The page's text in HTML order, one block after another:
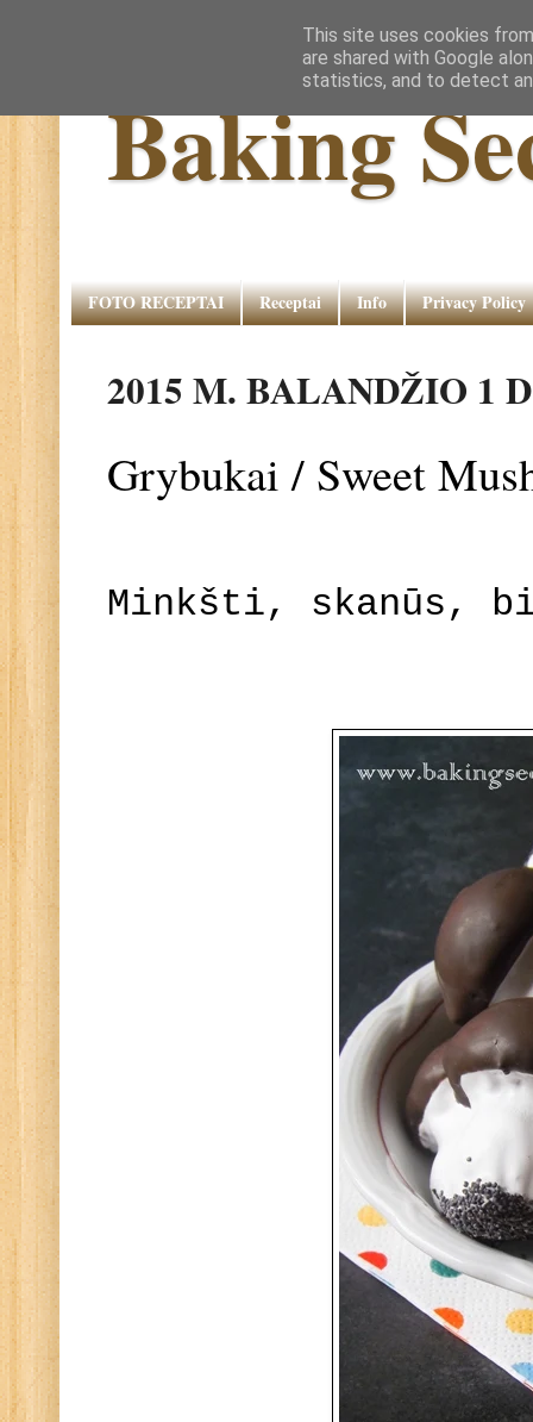
Baking
FOTO RECEPTAI Receptai Info Privacy Policy
2015 M. BALANDŽIO 1
Grybukai / Sweet
Minkšti, skanūs,
This site uses cookies
are shared with Google
statistics, and to detect